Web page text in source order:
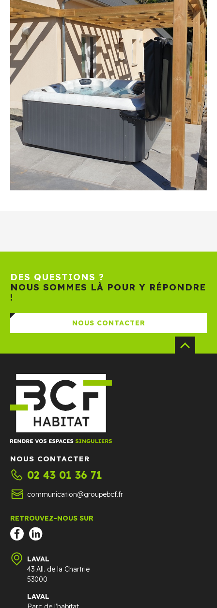
DES QUESTIONS ?
NOUS SOMMES LÀ POUR Y RÉPONDRE
!
NOUS CONTACTER
NOUS CONTACTER
02 43 01 36 71
communication@groupebcf.fr
RETROUVEZ-NOUS SUR
LAVAL
43 All. de la Chartrie
53000
LAVAL